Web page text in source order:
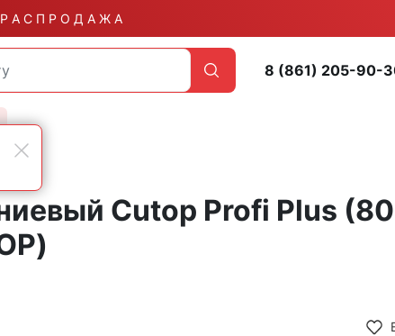
Р А С П Р О Д А Ж А
8 (861) 205-90-
Cutop Profi Plus (80